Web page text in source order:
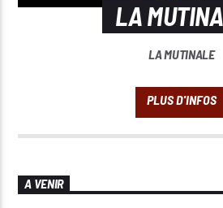
LA
LA MUTINALE
A VENIR